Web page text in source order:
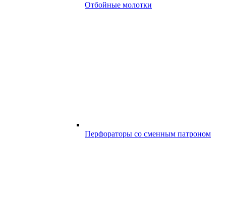
Отбойные молотки
Перфораторы со сменным патроном